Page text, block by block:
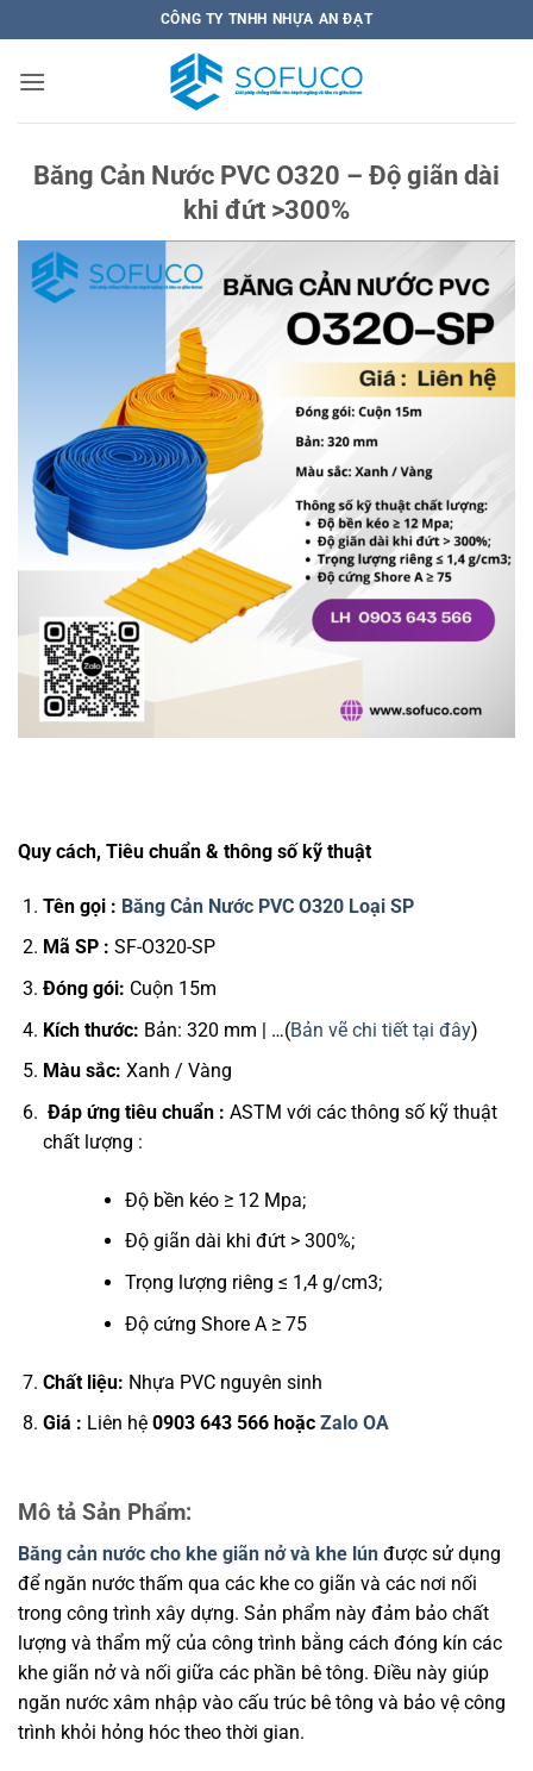
qua
nội
CÔNG TY TNHH NHỰA AN ĐẠT
Băng Cản Nước PVC O320 – Độ giãn dài
khi đứt >300%
Quy cách, Tiêu chuẩn & thông số kỹ thuật
Tên gọi : Băng Cản Nước PVC O320 Loại SP
Mã SP : SF-O320-SP
Đóng gói: Cuộn 15m
Kích thước: Bản: 320 mm | …(Bản vẽ chi tiết tại đây)
Màu sắc: Xanh / Vàng
Đáp ứng tiêu chuẩn : ASTM với các thông số kỹ thuật
chất lượng :
Độ bền kéo ≥ 12 Mpa;
Độ giãn dài khi đứt > 300%;
Trọng lượng riêng ≤ 1,4 g/cm3;
Độ cứng Shore A ≥ 75
Chất liệu: Nhựa PVC nguyên sinh
Giá : Liên hệ 0903 643 566 hoặc Zalo OA
Mô tả Sản Phẩm:
Băng cản nước cho khe giãn nở và khe lún được sử dụng
để ngăn nước thấm qua các khe co giãn và các nơi nối
trong công trình xây dựng. Sản phẩm này đảm bảo chất
lượng và thẩm mỹ của công trình bằng cách đóng kín các
khe giãn nở và nối giữa các phần bê tông. Điều này giúp
ngăn nước xâm nhập vào cấu trúc bê tông và bảo vệ công
trình khỏi hỏng hóc theo thời gian.